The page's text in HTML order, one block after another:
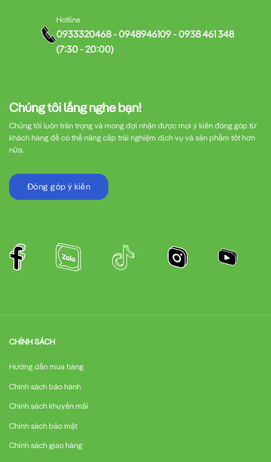
Chúng tôi lắng nghe bạn!
Chúng tôi luôn trân trọng và mong đợi nhận được mọi ý kiến đóng góp từ
khách hàng để có thể nâng cấp trải nghiệm dịch vụ và sản phẩm tốt hơn
nữa.
Đóng góp ý kiến
Hotline
0933320468 - 0948946109 - 0938 461 348
(7:30 - 20:00)
CHÍNH SÁCH
Hướng dẫn mua hàng
Chính sách bảo hành
Chính sách khuyến mãi
Chính sách bảo mật
Chính sách giao hàng